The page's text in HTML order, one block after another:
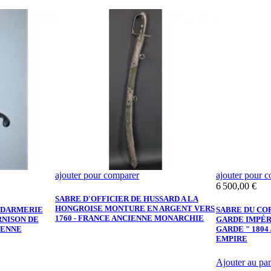
DE
ajouter pour comparer
SABRE D'OFFICIER DE HUSSARD A LA
HONGROISE MONTURE EN ARGENT VERS
1760 - FRANCE ANCIENNE MONARCHIE
ajouter pour
Prix
6 500,00 €
SABRE DU
GARDE
GARDE " 1804
EMPIRE
Ajouter au